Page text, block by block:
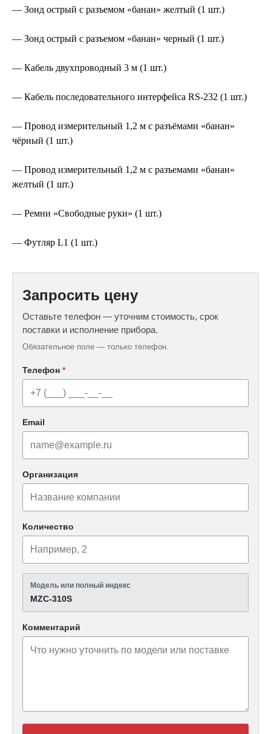
— Зонд острый с разъемом «банан» желтый (1 шт.)
— Зонд острый с разъемом «банан» черный (1 шт.)
— Кабель двухпроводный 3 м (1 шт.)
— Кабель последовательного интерфейса RS-232 (1 шт.)
— Провод измерительный 1,2 м с разъёмами «банан»
чёрный (1 шт.)
— Провод измерительный 1,2 м с разъемами «банан»
желтый (1 шт.)
— Ремни «Свободные руки» (1 шт.)
— Футляр L1 (1 шт.)
Запросить цену
Оставьте телефон — уточним стоимость, срок
поставки и исполнение прибора.
Обязательное поле — только телефон.
Телефон *
Email
Организация
Количество
Модель или полный индекс
MZC-310S
Комментарий